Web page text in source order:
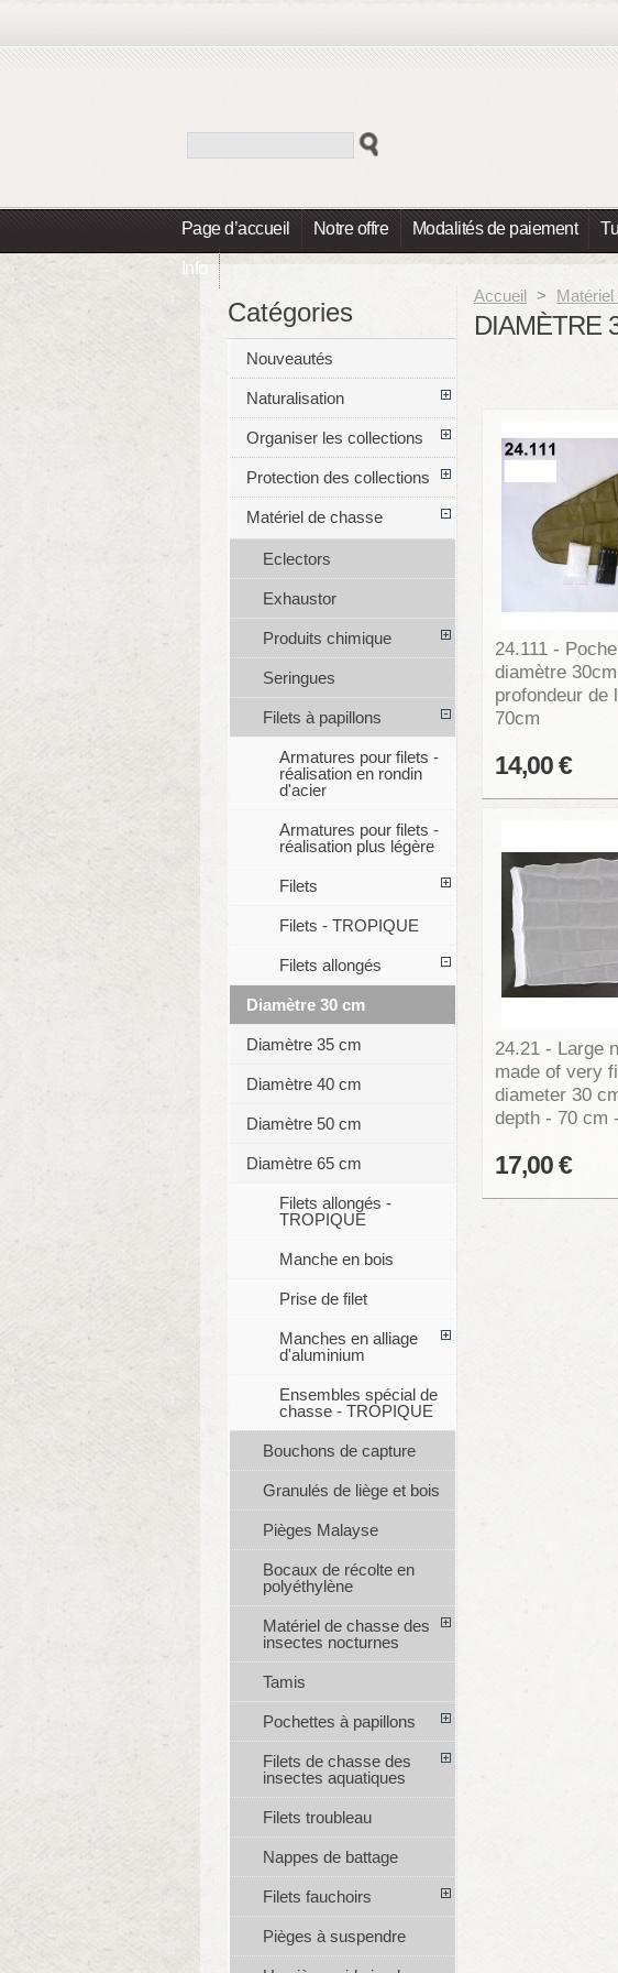
Page d’accueil Notre offre Modalités de paiement
Info
Accueil >
DIAMÈTRE
24.111 -
diamètre
profondeur de
70cm
14,00 €
24.21 - Large
made of very
diameter 30
depth - 70 cm
17,00 €
Catégories
Nouveautés
Naturalisation
Organiser les collections
Protection des collections
Matériel de chasse
Eclectors
Exhaustor
Produits chimique
Seringues
Filets à papillons
Armatures pour filets -
réalisation en rondin
d'acier
Armatures pour filets -
réalisation plus légère
Filets
Filets - TROPIQUE
Filets allongés
Diamètre 30 cm
Diamètre 35 cm
Diamètre 40 cm
Diamètre 50 cm
Diamètre 65 cm
Filets allongés -
TROPIQUE
Manche en bois
Prise de filet
Manches en alliage
d'aluminium
Ensembles spécial de
chasse - TROPIQUE
Bouchons de capture
Granulés de liège et bois
Pièges Malayse
Bocaux de récolte en
polyéthylène
Matériel de chasse des
insectes nocturnes
Tamis
Pochettes à papillons
Filets de chasse des
insectes aquatiques
Filets troubleau
Nappes de battage
Filets fauchoirs
Pièges à suspendre